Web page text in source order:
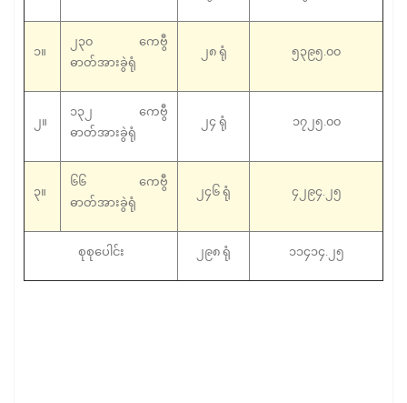
၁။
၂၃၀ ကေဗွီ
ဓာတ်အားခွဲရုံ
၂၈ ရုံ ၅၃၉၅.၀၀
၂။
၁၃၂ ကေဗွီ
ဓာတ်အားခွဲရုံ
၂၄ ရုံ ၁၇၂၅.၀၀
၃။
၆၆ ကေဗွီ
ဓာတ်အားခွဲရုံ
၂၄၆ ရုံ ၄၂၉၄.၂၅
စုစုပေါင်း ၂၉၈ ရုံ ၁၁၄၁၄.၂၅